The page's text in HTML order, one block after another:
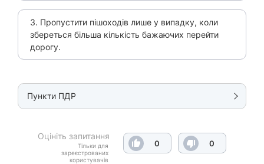
3. Пропустити пішоходів лише у випадку, коли
збереться більша кількість бажаючих перейти
дорогу.
Пункти ПДР
Оцініть запитання
Тільки для
зареєстрованих
користувачів
0 0